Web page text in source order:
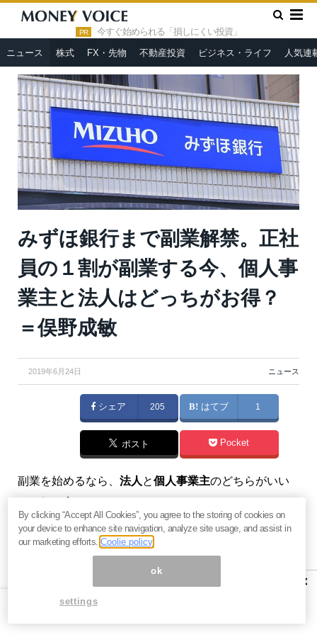
PR 今すぐ始められる「損しにくい投資」
ニュース 株式 FX・先物 不動産投資 ビジネス・ライフ 人気連
HOME » ニュース »
みずほ銀行まで副業解禁。正社員の１割が
副業する今、個人事業主と法人はどっちがお得？＝俣野成敏
みずほ銀行まで副業解禁。正社
員の１割が副業する今、個人事
業主と法人はどっちがお得？
＝俣野成敏
2019年6月24日 ニュース
シェア 205 はてブ 1
ポスト Pocket
副業を始めるなら、 法人 と個人事業主のどちらがいい
のでしょうか。
最近、話題のキーワードと言えば“副業”。あなたも1度
は考えたことがあるかもしれません。しかしそうなる
と、気をつけたいのが「どのように事業化するの
×
By clicking “Accept All Cookies”, you agree to the storing of cookies on
your device to enhance site navigation, analyze site usage, and assist in
our marketing efforts.Coolie policy
ok
settings